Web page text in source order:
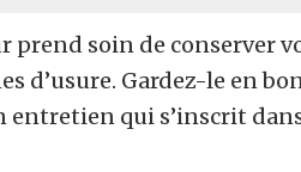
prend soin de conserver
d’usure. Gardez-le en
entretien qui s’inscrit